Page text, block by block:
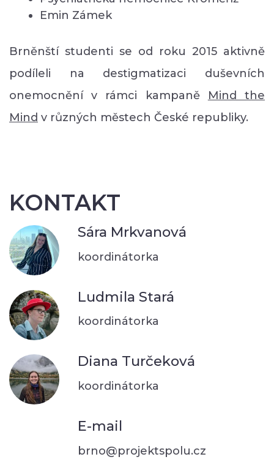
Emin Zámek
Brněnští studenti se od roku 2015 aktivně
podíleli na destigmatizaci duševních
onemocnění v rámci kampaně Mind the
Mind v různých městech České republiky.
KONTAKT
Sára Mrkvanová
koordinátorka
Ludmila Stará
koordinátorka
Diana Turčeková
koordinátorka
E-mail
brno@projektspolu.cz